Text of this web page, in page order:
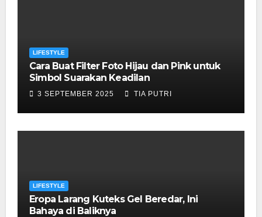
LIFESTYLE
Cara Buat Filter Foto Hijau dan Pink untuk
Simbol Suarakan Keadilan
3 SEPTEMBER 2025 TIA PUTRI
LIFESTYLE
Eropa Larang Kuteks Gel Beredar, Ini
Bahaya di Baliknya